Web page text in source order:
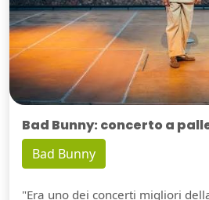
Bad Bunny: concerto a
Bad Bunny
"Era uno dei concerti migliori